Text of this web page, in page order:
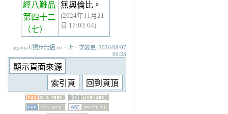
經八難品
第四十二
（七）
無與倫比。
(2024年11月21
日 17:03:04)
agama1/獨步無侶.txt · 上一次變更: 2026/08/07
00:33